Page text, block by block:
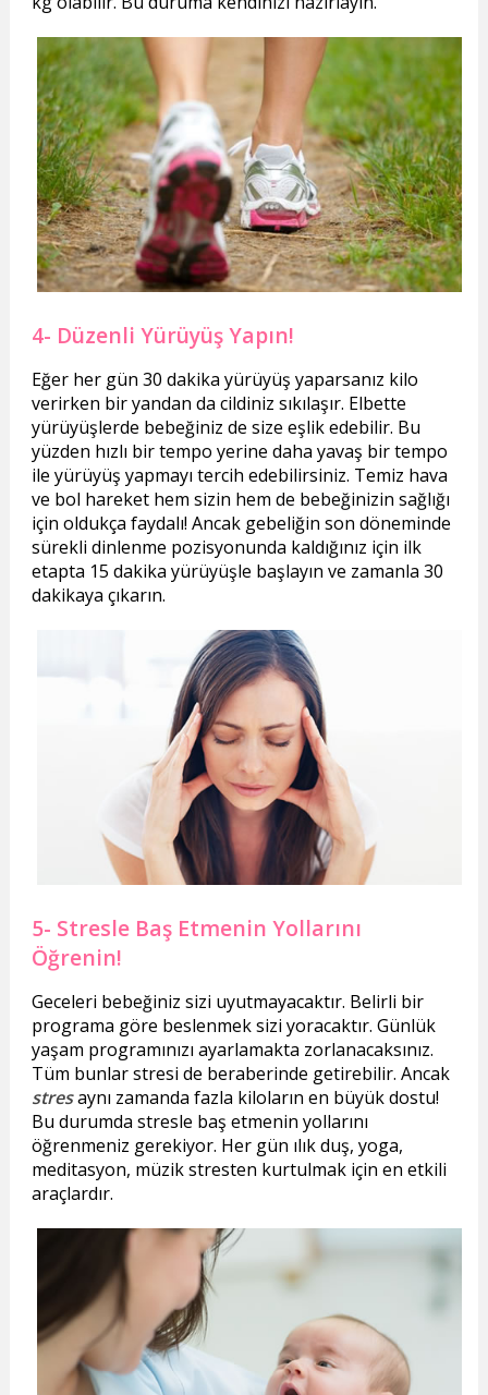
4- Düzenli Yürüyüş Yapın!
Eğer her gün 30 dakika yürüyüş yaparsanız kilo
verirken bir yandan da cildiniz sıkılaşır. Elbette
yürüyüşlerde bebeğiniz de size eşlik edebilir. Bu
yüzden hızlı bir tempo yerine daha yavaş bir tempo
ile yürüyüş yapmayı tercih edebilirsiniz. Temiz hava
ve bol hareket hem sizin hem de bebeğinizin sağlığı
için oldukça faydalı! Ancak gebeliğin son döneminde
sürekli dinlenme pozisyonunda kaldığınız için ilk
etapta 15 dakika yürüyüşle başlayın ve zamanla 30
dakikaya çıkarın.
5- Stresle Baş Etmenin Yollarını
Öğrenin!
Geceleri bebeğiniz sizi uyutmayacaktır. Belirli bir
programa göre beslenmek sizi yoracaktır. Günlük
yaşam programınızı ayarlamakta zorlanacaksınız.
Tüm bunlar stresi de beraberinde getirebilir. Ancak
stresaynı zamanda fazla kiloların en büyük dostu!
Bu durumda stresle baş etmenin yollarını
öğrenmeniz gerekiyor. Her gün ılık duş, yoga,
meditasyon, müzik stresten kurtulmak için en etkili
araçlardır.